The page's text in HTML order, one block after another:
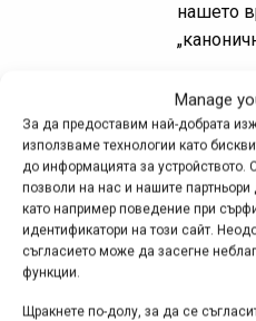
Manage
За да предоставим най-добрата
използваме технологии като
до информацията за устройството.
позволи на нас и нашите
като например поведение при
идентификатори на този сайт.
съгласието може да засегне
функции.
Щракнете по-долу, за да се
нашето
Снимка на деня